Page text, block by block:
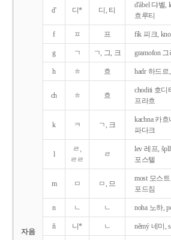
자음
d' 디* 디, 티
d'ábel 댜벨,
흐루티
f ㅍ 프 fík 피크,
g ㄱ ㄱ, 그, 크 gramofon
h ㅎ 흐 hadr 하드르
ch ㅎ 흐
choditi 호디
프라흐
k ㅋ ㄱ, 크
kachna 카
파다크
l
ㄹ,
ㄹㄹ
ㄹ
lev 레프,
포스텔
m ㅁ ㅁ, 므
most 모스
포드짐
n ㄴ ㄴ noha 노하,
ň 니* ㄴ němý 네미,